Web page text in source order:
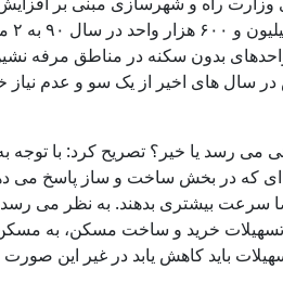
از این واحدهای بدون سکنه در مناطق
در سال های اخیر از یک سو و عدم
رسد یا خیر؟ تصریح کرد: با توجه
ای که در بخش ساخت و ساز پاسخ
بیشتری بدهند. به نظر می رسد با
خرید و ساخت مسکن، به مسکن
باید کاهش یابد در غیر این